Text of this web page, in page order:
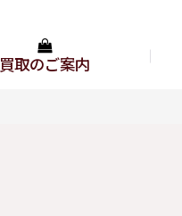
買取のご案内